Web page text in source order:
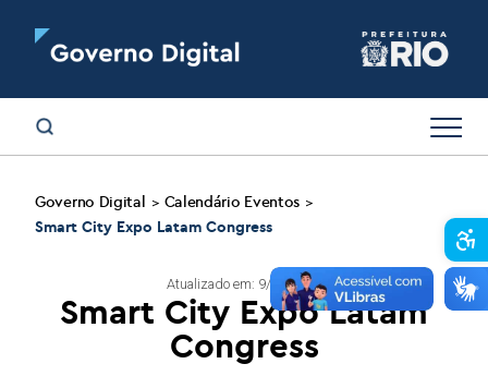
Governo Digital > Calendário Eventos >
Smart City Expo Latam Congress
Atualizado em: 9/12/2025
Smart City Expo Latam
Congress